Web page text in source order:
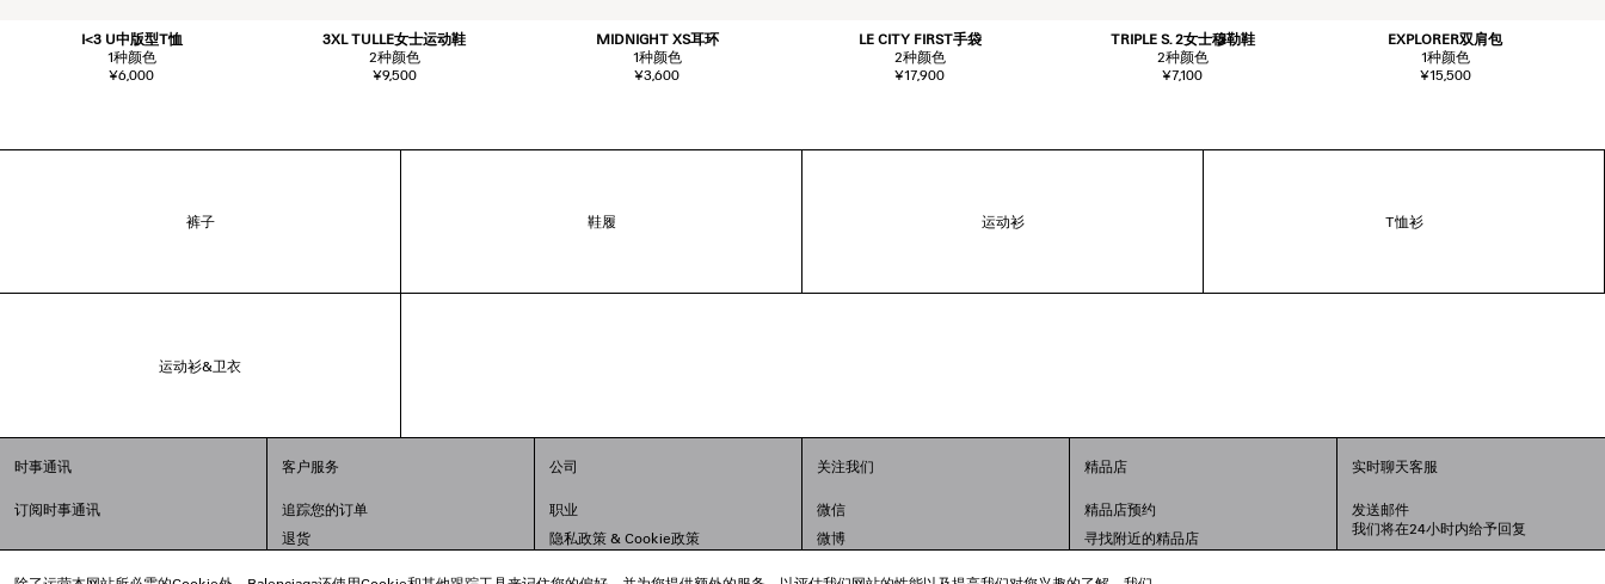
I<3 U中版型T恤
1种颜色
¥6,000
3XL TULLE女士运动鞋
2种颜色
¥9,500
MIDNIGHT XS耳环
1种颜色
¥3,600
LE CITY FIRST手袋
2种颜色
¥17,900
TRIPLE S. 2女士穆勒鞋
2种颜色
¥7,100
EXPLORER双肩包
1种颜色
¥15,500
裤子 鞋履 运动衫 T恤衫
运动衫&卫衣
时事通讯
订阅时事通讯
客户服务
追踪您的订单
退货
公司
职业
隐私政策 & Cookie政策
关注我们
微信
微博
精品店
精品店预约
寻找附近的精品店
实时聊天客服
发送邮件
我们将在24小时内给予回复